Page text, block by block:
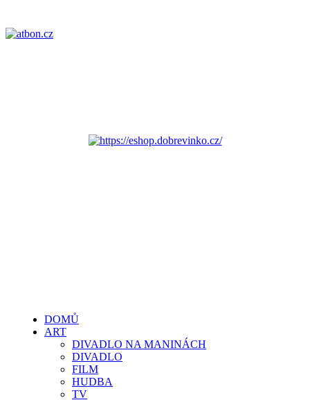
DOMŮ
ART
DIVADLO NA MANINÁCH
DIVADLO
FILM
HUDBA
TV